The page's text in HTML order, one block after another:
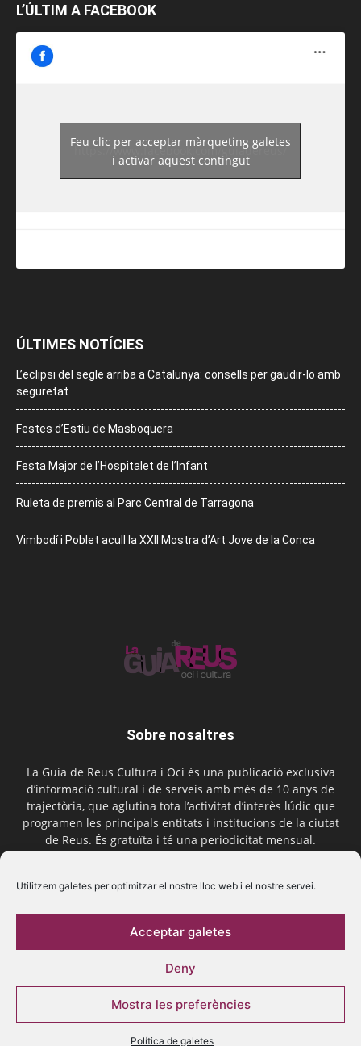
Utilitzem galetes per optimitzar el nostre lloc web i el nostre servei.
Acceptar galetes
Deny
Mostra les preferències
Política de galetes
L’ÚLTIM A FACEBOOK
https://www.facebook.com/guiadereus/
Feu clic per acceptar màrqueting galetes
i activar aquest contingut
ÚLTIMES NOTÍCIES
L’eclipsi del segle arriba a Catalunya: consells per gaudir-lo amb
seguretat
Festes d’Estiu de Masboquera
Festa Major de l’Hospitalet de l’Infant
Ruleta de premis al Parc Central de Tarragona
Vimbodí i Poblet acull la XXII Mostra d’Art Jove de la Conca
Sobre nosaltres
La Guia de Reus Cultura i Oci és una publicació exclusiva
d’informació cultural i de serveis amb més de 10 anys de
trajectòria, que aglutina tota l’activitat d’interès lúdic que
programen les principals entitats i institucions de la ciutat
de Reus. És gratuïta i té una periodicitat mensual.
Segueix-nos